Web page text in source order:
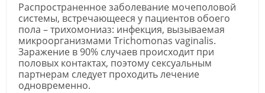
Распространенное заболевание мочеполовой
системы, встречающееся у пациентов обоего
пола – трихомониаз: инфекция, вызываемая
микроорганизмами Trichomonas vaginalis.
Заражение в 90% случаев происходит при
половых контактах, поэтому сексуальным
партнерам следует проходить лечение
одновременно.